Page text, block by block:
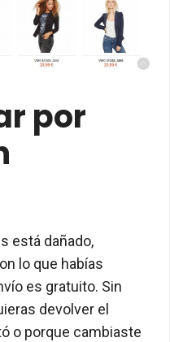
por
está dañado,
lo que habías
es gratuito. Sin
devolver el
o porque cambiaste